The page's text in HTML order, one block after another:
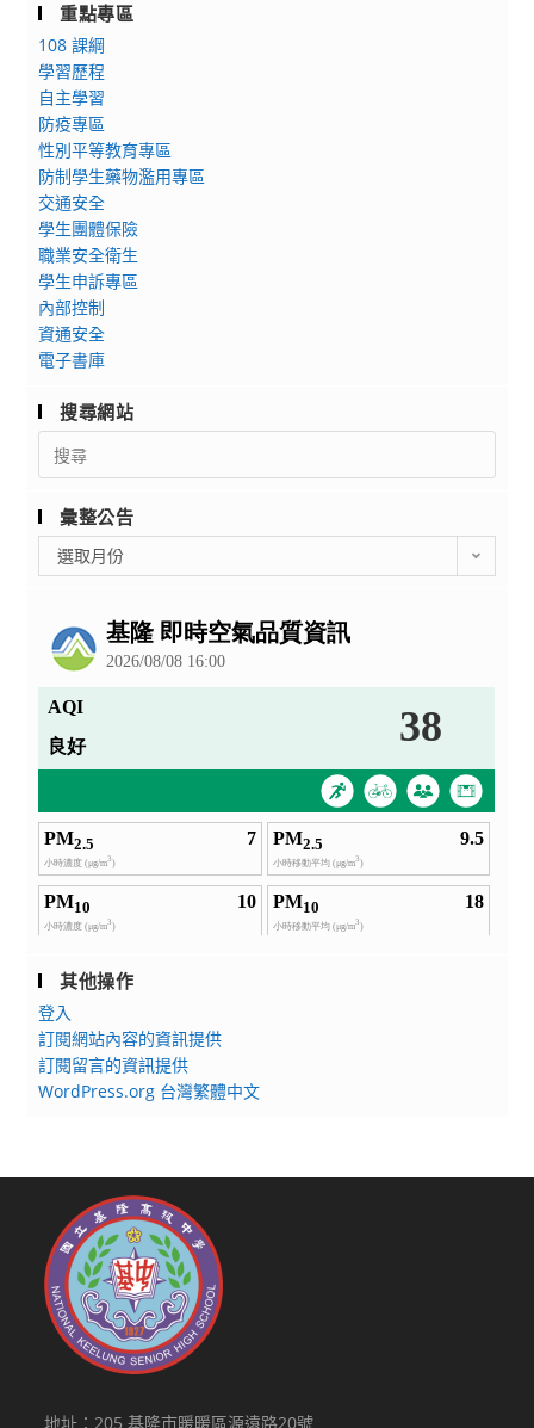
重點專區
108 課綱
學習歷程
自主學習
防疫專區
性別平等教育專區
防制學生藥物濫用專區
交通安全
學生團體保險
職業安全衛生
學生申訴專區
內部控制
資通安全
電子書庫
搜尋網站
Search
for:
彙整公告
整
選取月份
其他操作
登入
訂閱網站內容的資訊提供
訂閱留言的資訊提供
WordPress.org 台灣繁體中文
地址：205 基隆市暖暖區源遠路20號